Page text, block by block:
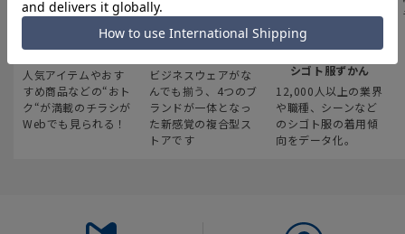
最新のお買い得情報
人気アイテムやおす
すめ商品などの“おト
ク“が満載のチラシが
Webでも見られる！
スーツスクエア
ビジネスウェアがな
んでも揃う、4つのブ
ランドが一体となっ
た新感覚の複合型ス
トアです
みんなの
シゴト服ずかん
12,000人以上の業界
や職種、シーンなど
のシゴト服の着用傾
向をデータ化。